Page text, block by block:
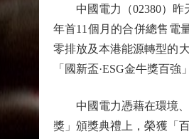
中國電力（02380）昨天
年首11個月的合併總售電
零排放及本港能源轉型的
「國新盃·ESG金牛獎百
中國電力憑藉在環境、
獎」頒獎典禮上，榮獲「